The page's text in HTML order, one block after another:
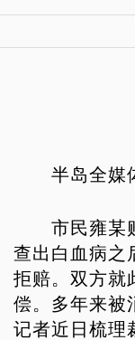
半岛全媒
市民雍某购
查出白血病之
拒赔。双方就
偿。多年来被
记者近日梳理